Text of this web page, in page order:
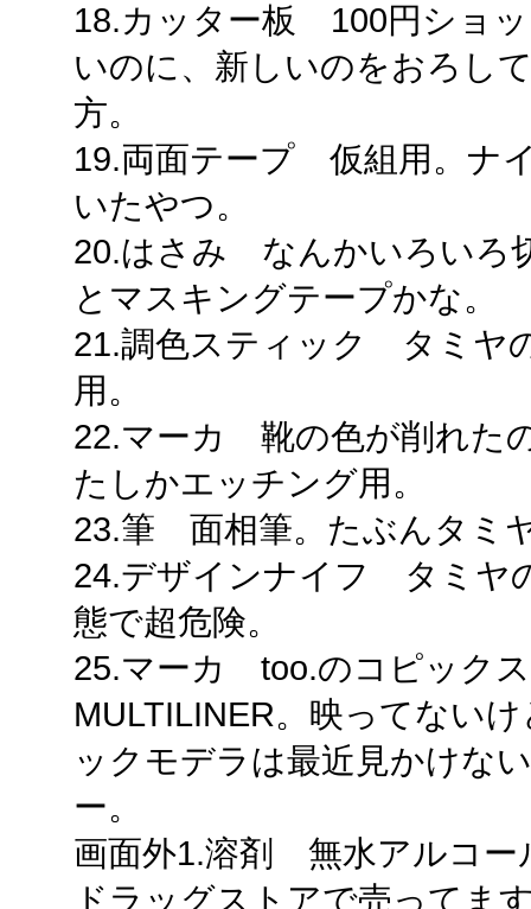
18.カッター板 100円ショ
いのに、新しいのをおろし
方。
19.両面テープ 仮組用。ナ
いたやつ。
20.はさみ なんかいろいろ
とマスキングテープかな。
21.調色スティック タミヤ
用。
22.マーカ 靴の色が削れた
たしかエッチング用。
23.筆 面相筆。たぶんタミ
24.デザインナイフ タミヤ
態で超危険。
25.マーカ too.のコピック
MULTILINER。映ってない
ックモデラは最近見かけな
ー。
画面外1.溶剤 無水アルコー
ドラッグストアで売ってま